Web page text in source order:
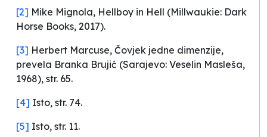
[2] Mike Mignola, Hellboy in Hell (Millwaukie: Dark
Horse Books, 2017).
[3] Herbert Marcuse, Čovjek jedne dimenzije,
prevela Branka Brujić (Sarajevo: Veselin Masleša,
1968), str. 65.
[4] Isto, str. 74.
[5] Isto, str. 11.